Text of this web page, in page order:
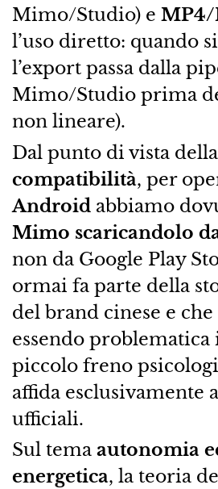
Mimo/Studio) e MP4/
l’uso diretto: quando
l’export passa dalla
Mimo/Studio prima
non lineare).
Dal punto di vista della
compatibilità, per
Androidabbiamo
Mimo scaricandolo
non da Google Play
ormai fa parte della
del brand cinese e
essendo problematica
piccolo freno
affida esclusivamente
ufficiali.
Sul tema autonomia
energetica, la teoria